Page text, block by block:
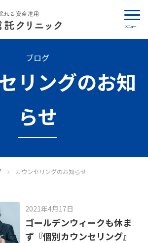
メニュー
特徴
ブログ
リングのお知
らせ
カウンセリングのお知らせ
2021年4月17日
ゴールデンウィークも休ま
ず『個別カウンセリング』